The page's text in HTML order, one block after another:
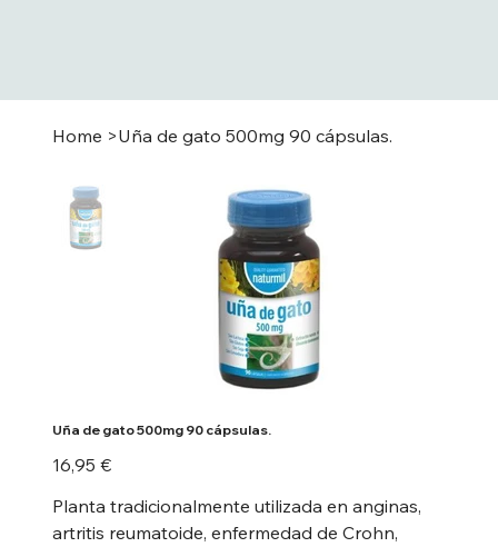
Home >Uña de gato 500mg 90 cápsulas.
Uña de gato 500mg 90 cápsulas.
Preu
16,95 €
Planta tradicionalmente utilizada en anginas,
artritis reumatoide, enfermedad de Crohn,